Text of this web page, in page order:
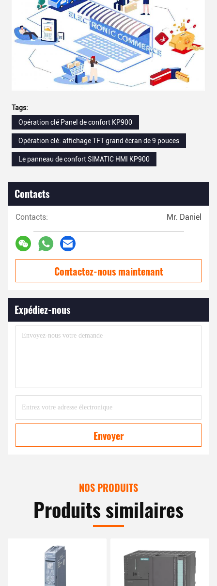
Tags:
Opération clé Panel de confort KP900
Opération clé: affichage TFT grand écran de 9 pouces
Le panneau de confort SIMATIC HMI KP900
Contacts
Contacts: Mr. Daniel
Contactez-nous maintenant
Expédiez-nous
Envoyer
NOS PRODUITS
Produits similaires